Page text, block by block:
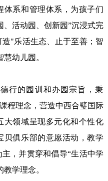
体系和管理体系，为孩子们
、活动园、创新园”沉浸式完
"乐活生态、止于至善；智
幼儿园。
程理念，营造中西合璧国际
大领域呈现多元化和个性化
贝俱乐部的意愿活动，教学
，并贯穿和倡导“生活中学
学理念。